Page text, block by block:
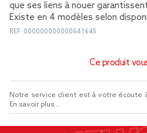
que ses liens à nouer
Existe en 4 modèles selon
REF. 000000000000641645
Ce produit
Notre service client est à votre écoute
En savoir plus...